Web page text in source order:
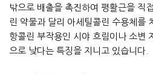
밖으로 배출을 촉진하여 평활근을 직
린 약물과 달리 아세틸콜린 수용체를
항콜린 부작용인 시야 흐림이나 소변
으로 낮다는 특징을 지니고 있습니다.